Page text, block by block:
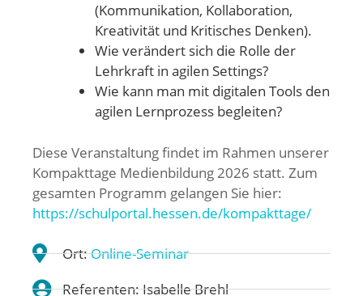
(Kommunikation, Kollaboration,
Kreativität und Kritisches Denken).
Wie verändert sich die Rolle der
Lehrkraft in agilen Settings?
Wie kann man mit digitalen Tools den
agilen Lernprozess begleiten?
Diese Veranstaltung findet im Rahmen unserer
Kompakttage Medienbildung 2026 statt. Zum
gesamten Programm gelangen Sie hier:
https://schulportal.hessen.de/kompakttage/
Ort:Online-Seminar
Referenten: Isabelle Brehl